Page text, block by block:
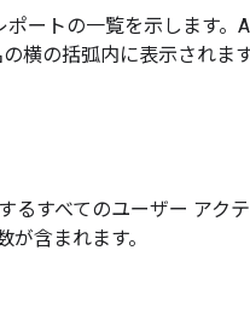
ポートの一覧を示します。
横の括弧内に表示されます
るすべてのユーザー アク
含まれます。